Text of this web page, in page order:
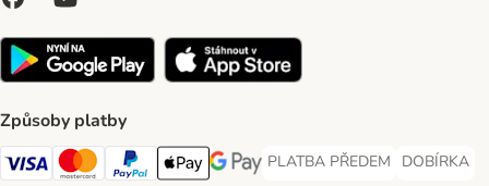
Způsoby platby
Visa Payment Method
Mastercard Payment Method
PayPal Payment Method
Apple pay Payment Method
GooglePay Payment Method
PLATBA PŘEDEM
PLATBA PŘEDEM Payment
DOBÍRKA
DOBÍRKA